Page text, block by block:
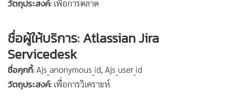
วัตถุประสงค์: เพื่อการตลาด
ชื่อผู้ให้บริการ: Atlassian Jira
Servicedesk
ชื่อคุกกี้:Ajs_anonymous_id, Ajs_user_id
วัตถุประสงค์: เพื่อการวิเคราะห์